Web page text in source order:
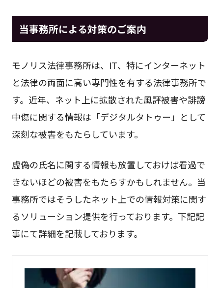
当事務所による対策のご案内
モノリス法律事務所は、IT、特にインターネット
と法律の両面に高い専門性を有する法律事務所で
す。近年、ネット上に拡散された風評被害や誹謗
中傷に関する情報は「デジタルタトゥー」として
深刻な被害をもたらしています。
虚偽の氏名に関する情報も放置しておけば看過で
きないほどの被害をもたらすかもしれません。当
事務所ではそうしたネット上での情報対策に関す
るソリューション提供を行っております。下記記
事にて詳細を記載しております。